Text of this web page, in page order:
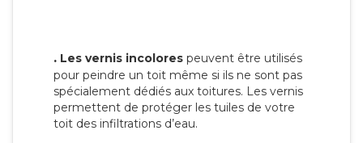
. Les vernis incolores peuvent être utilisés
pour peindre un toit même si ils ne sont pas
spécialement dédiés aux toitures. Les vernis
permettent de protéger les tuiles de votre
toit des infiltrations d’eau.